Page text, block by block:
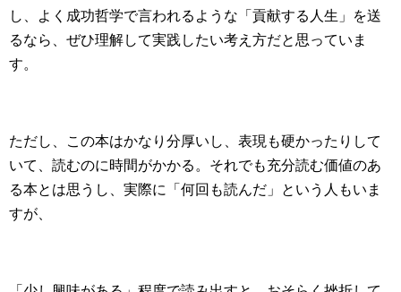
し、よく成功哲学で言われるような「貢献する人生」を送
るなら、ぜひ理解して実践したい考え方だと思っていま
す。
ただし、この本はかなり分厚いし、表現も硬かったりして
いて、読むのに時間がかかる。それでも充分読む価値のあ
る本とは思うし、実際に「何回も読んだ」という人もいま
すが、